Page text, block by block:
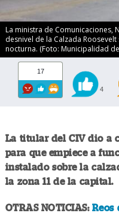
La ministra de Comunicaciones,
desnivel de la Calzada
nocturna. (Foto: Municipalidad
17
4
La titular del CIV dio a
para que empiece a
instalado sobre la
la zona 11 de la capital.
OTRAS NOTICIAS: Reos